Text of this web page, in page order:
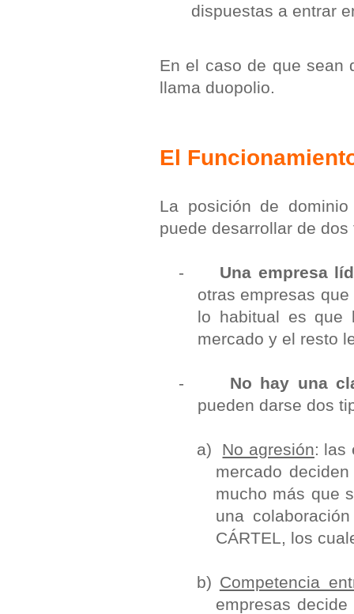
dispuestas a entrar
En el caso de que sean
llama duopolio.
El
La posición de
puede desarrollar de dos
-
Una empresa
otras empresas
lo habitual es que
mercado y el resto
-
No hay una
pueden darse dos
a) No agresión: las
mercado
mucho más que
una
CÁRTEL, los
b) Competencia
empresas